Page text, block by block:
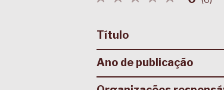
Título
Ano de publicação